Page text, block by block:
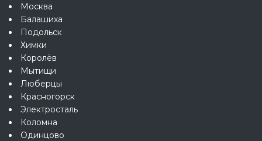
Москва
Балашиха
Подольск
Химки
Королёв
Мытищи
Люберцы
Красногорск
Электросталь
Коломна
Одинцово